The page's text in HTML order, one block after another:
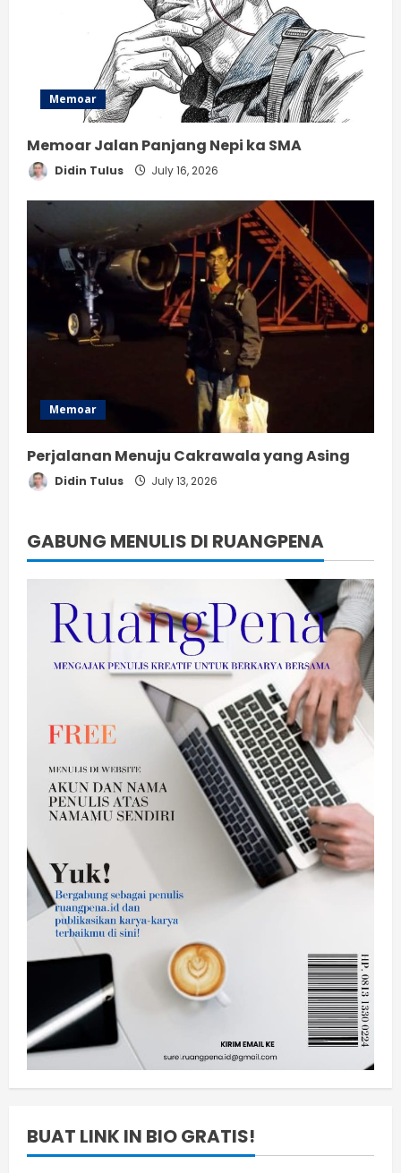
Memoar
Memoar Jalan Panjang Nepi ka SMA
Didin Tulus July 16, 2026
Memoar
Perjalanan Menuju Cakrawala yang Asing
Didin Tulus July 13, 2026
GABUNG MENULIS DI RUANGPENA
BUAT LINK IN BIO GRATIS!